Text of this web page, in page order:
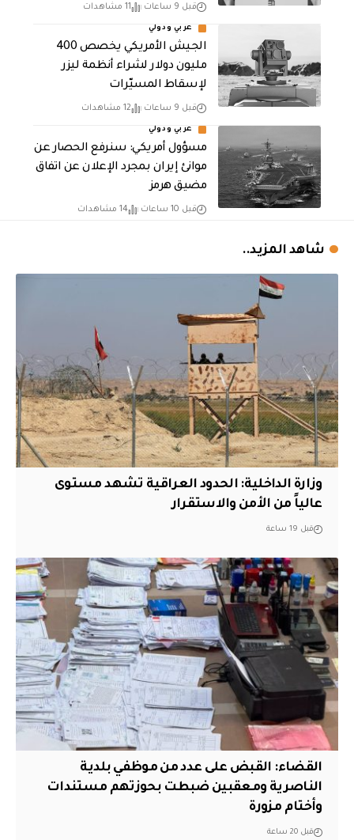
قبل 9 ساعات 11 مشاهدات
عربي ودولي
الجيش الأمريكي يخصص 400
مليون دولار لشراء أنظمة ليزر
لإسقاط المسيّرات
قبل 9 ساعات 12 مشاهدات
عربي ودولي
مسؤول أمريكي: سنرفع الحصار عن
موانئ إيران بمجرد الإعلان عن اتفاق
مضيق هرمز
قبل 10 ساعات 14 مشاهدات
شاهد المزيد..
وزارة الداخلية: الحدود العراقية تشهد مستوى
عالياً من الأمن والاستقرار
قبل 19 ساعة
القضاء: القبض على عدد من موظفي بلدية
الناصرية ومعقبين ضبطت بحوزتهم مستندات
وأختام مزورة
قبل 20 ساعة